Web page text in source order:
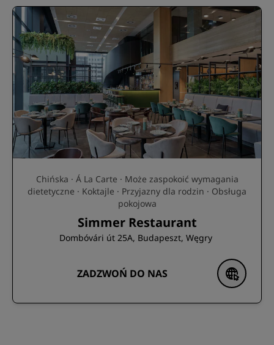
Chińska · Á La Carte · Może zaspokoić wymagania
dietetyczne · Koktajle · Przyjazny dla rodzin · Obsługa
pokojowa
Simmer Restaurant
Dombóvári út 25A, Budapeszt, Węgry
ZADZWOŃ DO NAS